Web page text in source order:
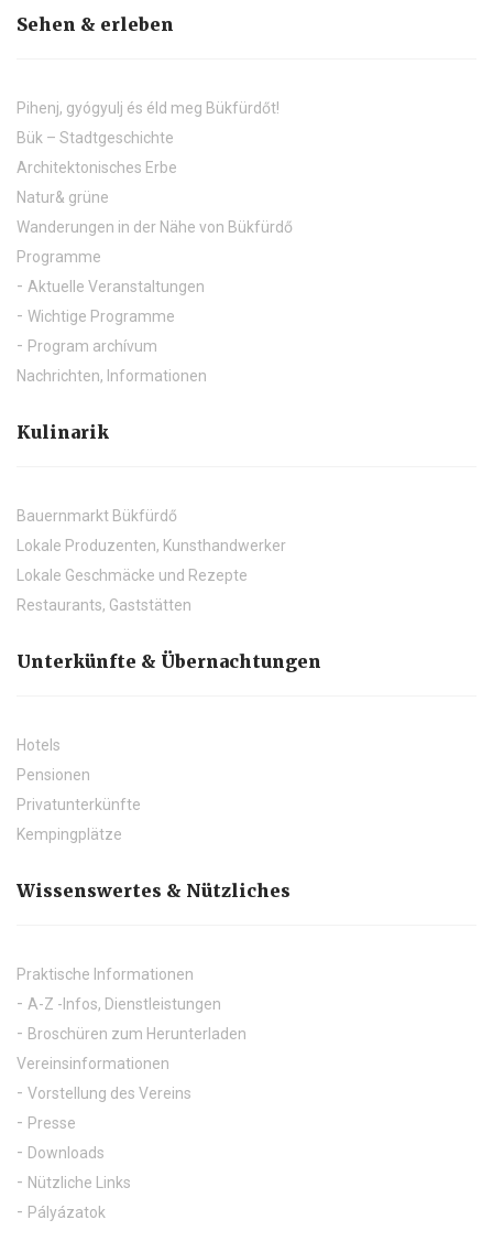
Sehen & erleben
Pihenj, gyógyulj és éld meg Bükfürdőt!
Bük – Stadtgeschichte
Architektonisches Erbe
Natur& grüne
Wanderungen in der Nähe von Bükfürdő
Programme
Aktuelle Veranstaltungen
Wichtige Programme
Program archívum
Nachrichten, Informationen
Kulinarik
Bauernmarkt Bükfürdő
Lokale Produzenten, Kunsthandwerker
Lokale Geschmäcke und Rezepte
Restaurants, Gaststätten
Unterkünfte & Übernachtungen
Hotels
Pensionen
Privatunterkünfte
Kempingplätze
Wissenswertes & Nützliches
Praktische Informationen
A-Z -Infos, Dienstleistungen
Broschüren zum Herunterladen
Vereinsinformationen
Vorstellung des Vereins
Presse
Downloads
Nützliche Links
Pályázatok